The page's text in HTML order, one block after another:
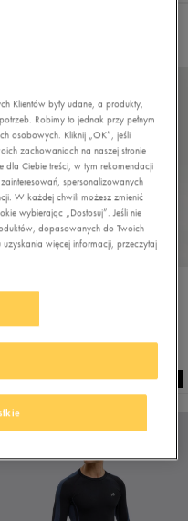
PROMO: DO -30%
zł- najniższa cena
Klientów były udane, a produkty,
Robimy to jednak przy pełnym
osobowych. Kliknij „OK”, jeśli
zachowaniach na naszej stronie
Ciebie treści, w tym rekomendacji
spersonalizowanych
W każdej chwili możesz zmienić
wybierając „Dostosuj”. Jeśli nie
dopasowanych do Twoich
więcej informacji, przeczytaj